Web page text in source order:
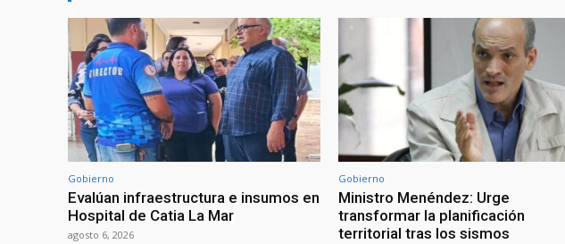
Gobierno
Evalúan infraestructura e insumos en
Hospital de Catia La Mar
agosto 6, 2026
Gobierno
Ministro Menéndez: Urge
transformar la planificación
territorial tras los sismos